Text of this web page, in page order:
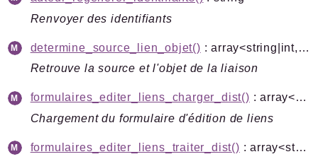
Renvoyer des identifiants
determine_source_lien_objet()
: array<string|int, mixed>
Retrouve la source et l'objet de la liaison
formulaires_editer_liens_charger_dist()
: array<string|int, mixed>|false
Chargement du formulaire d'édition de liens
formulaires_editer_liens_traiter_dist()
: array<string|int, mixed>